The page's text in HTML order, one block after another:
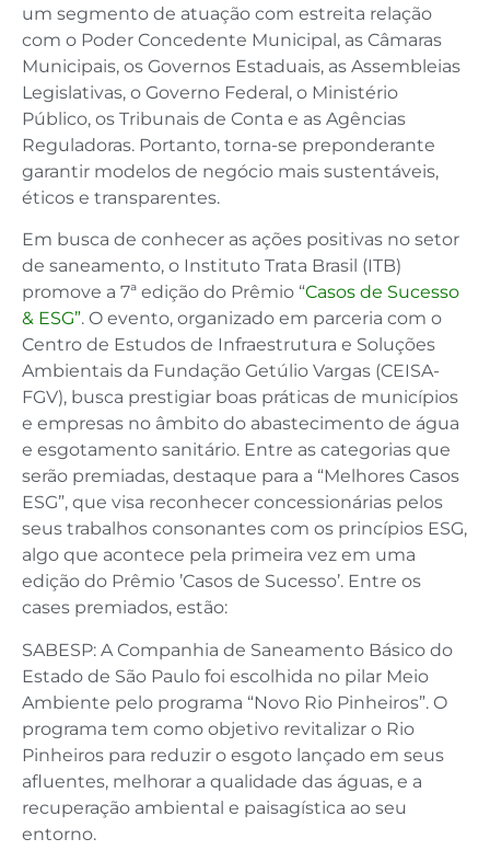
um segmento de atuação com estreita relação
com o Poder Concedente Municipal, as Câmaras
Municipais, os Governos Estaduais, as Assembleias
Legislativas, o Governo Federal, o Ministério
Público, os Tribunais de Conta e as Agências
Reguladoras. Portanto, torna-se preponderante
garantir modelos de negócio mais sustentáveis,
éticos e transparentes.
Em busca de conhecer as ações positivas no setor
de saneamento, o Instituto Trata Brasil (ITB)
promove a 7ª edição do Prêmio “Casos de Sucesso
& ESG”. O evento, organizado em parceria com o
Centro de Estudos de Infraestrutura e Soluções
Ambientais da Fundação Getúlio Vargas (CEISA-
FGV), busca prestigiar boas práticas de municípios
e empresas no âmbito do abastecimento de água
e esgotamento sanitário. Entre as categorias que
serão premiadas, destaque para a “Melhores Casos
ESG”, que visa reconhecer concessionárias pelos
seus trabalhos consonantes com os princípios ESG,
algo que acontece pela primeira vez em uma
edição do Prêmio ’Casos de Sucesso’. Entre os
cases premiados, estão:
SABESP: A Companhia de Saneamento Básico do
Estado de São Paulo foi escolhida no pilar Meio
Ambiente pelo programa “Novo Rio Pinheiros”. O
programa tem como objetivo revitalizar o Rio
Pinheiros para reduzir o esgoto lançado em seus
afluentes, melhorar a qualidade das águas, e a
recuperação ambiental e paisagística ao seu
entorno.